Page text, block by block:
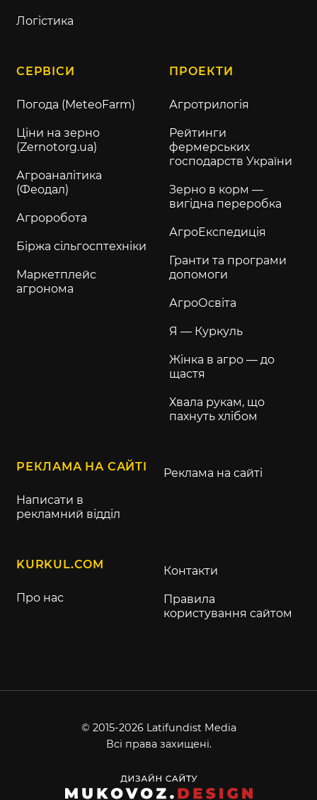
Логістика
СЕРВІСИ
Погода (MeteoFarm)
Ціни на зерно
(Zernotorg.ua)
Агроаналітика
(Феодал)
Агроробота
Біржа сільгосптехніки
Маркетплейс
агронома
ПРОЕКТИ
Агротрилогія
Рейтинги
фермерських
господарств України
Зерно в корм —
вигідна переробка
АгроЕкспедиція
Гранти та програми
допомоги
АгроОсвіта
Я — Куркуль
Жінка в агро — до
щастя
Хвала рукам, що
пахнуть хлібом
РЕКЛАМА НА САЙТІ
Написати в
рекламний відділ
Реклама на сайті
KURKUL.COM
Про нас
Контакти
Правила
користування сайтом
© 2015-2026 Latifundist Media
Всі права захищені.